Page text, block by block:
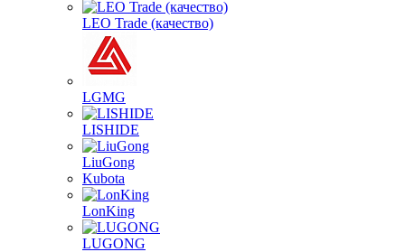
LEO Trade (качество)
LGMG
LISHIDE
LiuGong
Kubota
LonKing
LUGONG